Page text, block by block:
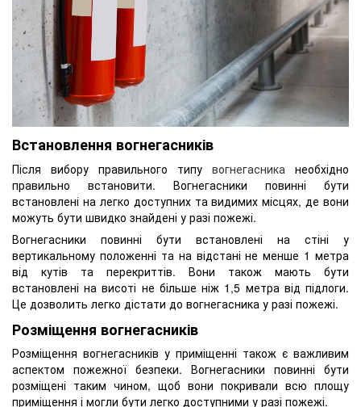
Встановлення вогнегасників
Після вибору правильного типу вогнегасника необхідно
правильно встановити. Вогнегасники повинні бути
встановлені на легко доступних та видимих місцях, де вони
можуть бути швидко знайдені у разі пожежі.
Вогнегасники повинні бути встановлені на стіні у
вертикальному положенні та на відстані не менше 1 метра
від кутів та перекриттів. Вони також мають бути
встановлені на висоті не більше ніж 1,5 метра від підлоги.
Це дозволить легко дістати до вогнегасника у разі пожежі.
Розміщення вогнегасників
Розміщення вогнегасників у приміщенні також є важливим
аспектом пожежної безпеки. Вогнегасники повинні бути
розміщені таким чином, щоб вони покривали всю площу
приміщення і могли бути легко доступними у разі пожежі.